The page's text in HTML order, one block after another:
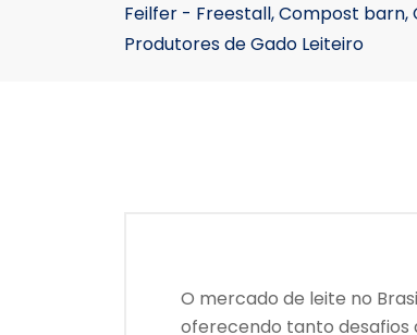
Feilfer - Freestall, Compost
Produtores de Gado Leiteiro
O mercado de leite no
oferecendo tanto desafios